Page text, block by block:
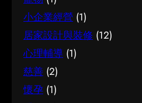
分享能為你提供有用的參
適的決定。
訊不足或一知半解，因此
與背景，是值得的投資。
管嬰兒的關鍵在於掌握足
要，並在有需要時尋求專
能為你提供有用的參考，
決定。
小企業經營 (1)
居家設計與裝修 (12)
心理輔導 (1)
慈善 (2)
懷孕 (1)